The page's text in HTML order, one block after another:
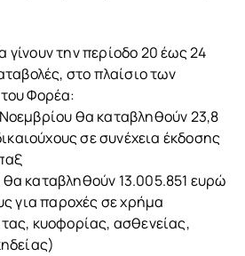
την περίοδο 20 έως 24
στο πλαίσιο των
Φορέα:
θα καταβληθούν 23,8
σε συνέχεια έκδοσης
καταβληθούν 13.005.851 ευρώ
για παροχές σε χρήμα
κυοφορίας, ασθενείας,